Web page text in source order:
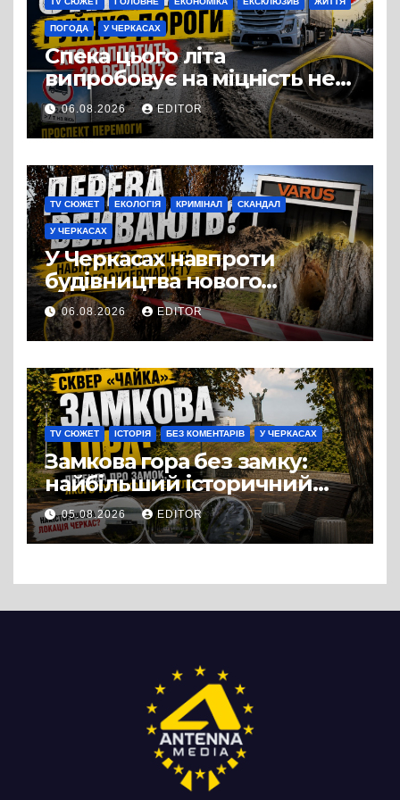
ПОГОДА У ЧЕРКАСАХ
Спека цього літа
випробовує на міцність не
лише людей, а й дороги
Черкас
06.08.2026 EDITOR
TV СЮЖЕТ ЕКОЛОГІЯ КРИМІНАЛ СКАНДАЛ
У ЧЕРКАСАХ
У Черкасах навпроти
будівництва нового
супермаркету VARUS на
проспекті Перемоги всохли
дерева. І це навряд чи
можна назвати
випадковістю
06.08.2026 EDITOR
TV СЮЖЕТ ІСТОРІЯ БЕЗ КОМЕНТАРІВ У ЧЕРКАСАХ
Замкова гора без замку:
найбільший історичний
міф Черкас
05.08.2026 EDITOR